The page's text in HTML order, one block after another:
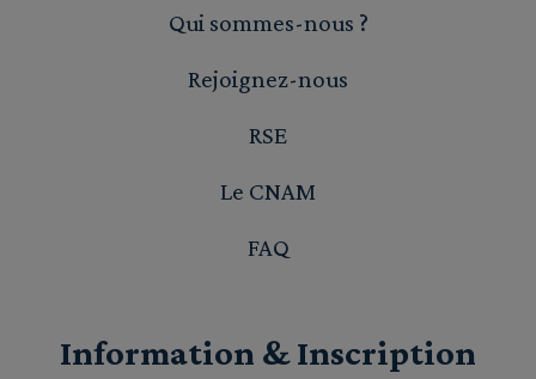
Qui sommes-nous ?
Rejoignez-nous
RSE
Le CNAM
FAQ
Information & Inscription